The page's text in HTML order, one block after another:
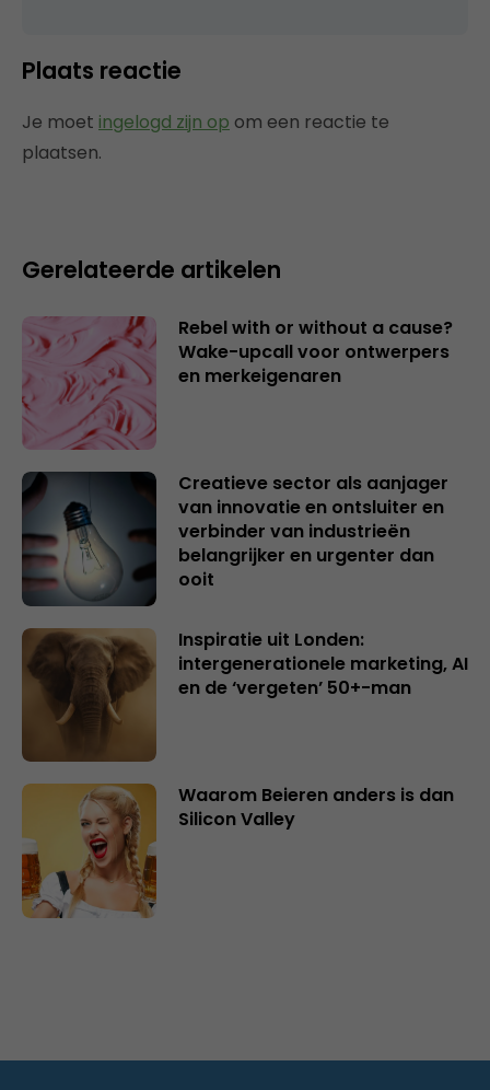
Plaats reactie
Je moet ingelogd zijn op om een reactie te
plaatsen.
Gerelateerde artikelen
Rebel with or without a cause?
Wake-upcall voor ontwerpers
en merkeigenaren
Creatieve sector als aanjager
van innovatie en ontsluiter en
verbinder van industrieën
belangrijker en urgenter dan
ooit
Inspiratie uit Londen:
intergenerationele marketing, AI
en de ‘vergeten’ 50+-man
Waarom Beieren anders is dan
Silicon Valley